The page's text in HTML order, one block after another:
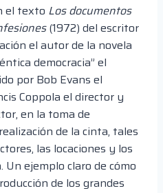
el texto Los documentos
(1972) del escritor
el autor de la novela
democracia” el
por Bob Evans el
Coppola el director y
en la toma de
de la cinta, tales
las locaciones y los
ejemplo claro de cómo
de los grandes